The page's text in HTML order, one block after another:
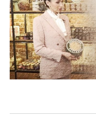
НЕФТЬ
ОПК
ЭНЕРГЕТИКА
РОЗНИЧНАЯ
ТРАНСПОРТ
УСЛУГИ
НОВОСТИ
IT
МЕДИА
МЕРОПРИЯТИЯ
НОВОСТИ
ВЫЕЗДНАЯ
БИЗНЕС-БРАНЧИ
СПОРТ
НОВОСТИ СПОРТА
ФУТБОЛ
ОБЩЕСТВО
НОВОСТИ ОБЩЕСТВА
ФОТОГАЛЕРЕЯ